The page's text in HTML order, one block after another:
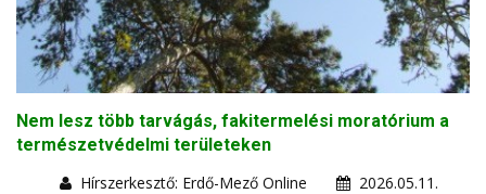
Nem lesz több tarvágás, fakitermelési moratórium a
természetvédelmi területeken
Hírszerkesztő: Erdő-Mező Online
2026.05.11.